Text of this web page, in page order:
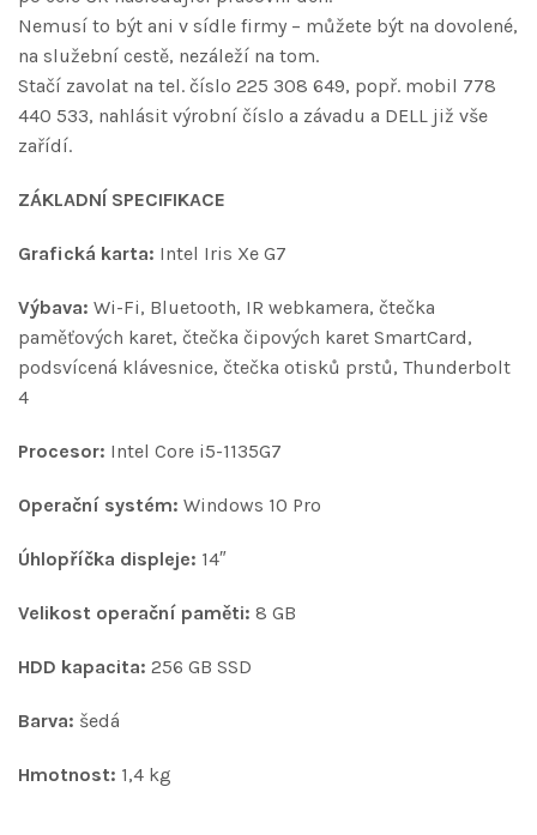
Nemusí to být ani v sídle firmy – můžete být na dovolené,
na služební cestě, nezáleží na tom.
Stačí zavolat na tel. číslo 225 308 649, popř. mobil 778
440 533, nahlásit výrobní číslo a závadu a DELL již vše
zařídí.
ZÁKLADNÍ SPECIFIKACE
Grafická karta: Intel Iris Xe G7
Výbava: Wi-Fi, Bluetooth, IR webkamera, čtečka
paměťových karet, čtečka čipových karet SmartCard,
podsvícená klávesnice, čtečka otisků prstů, Thunderbolt
4
Procesor: Intel Core i5-1135G7
Operační systém: Windows 10 Pro
Úhlopříčka displeje: 14″
Velikost operační paměti: 8 GB
HDD kapacita: 256 GB SSD
Barva: šedá
Hmotnost: 1,4 kg